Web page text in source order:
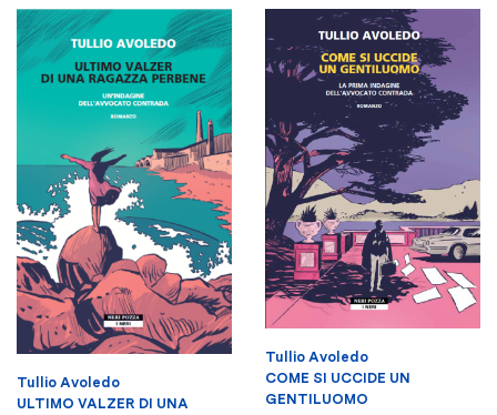
Tullio Avoledo
ULTIMO VALZER DI UNA
Tullio Avoledo
COME SI UCCIDE UN
GENTILUOMO